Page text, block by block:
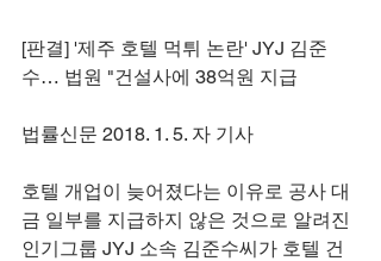
[판결] '제주 호텔 먹튀 논란' JYJ 김준
수… 법원 "건설사에 38억원 지급
법률신문 2018. 1. 5. 자 기사
호텔 개업이 늦어졌다는 이유로 공사 대
금 일부를 지급하지 않은 것으로 알려진
인기그룹 JYJ 소속 김준수씨가 호텔 건